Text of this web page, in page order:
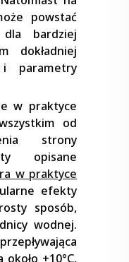
powstać
dla bardziej
dokładniej
i parametry
w praktyce
od
strony
opisane
w praktyce
efekty
sposób,
wodnej.
+10°C,